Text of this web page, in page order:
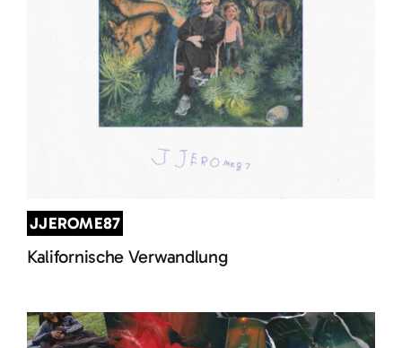
JJEROME87
Kalifornische Verwandlung